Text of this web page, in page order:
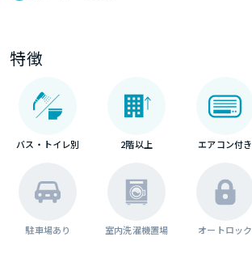
特徴
バス・トイレ別 2階以上 エアコン付き
駐車場あり 室内洗濯機置場 オートロック